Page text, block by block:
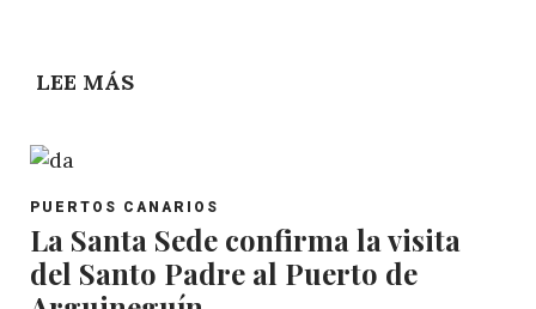
LEE MÁS
SU
HOJA
DE
RUTA
POST
PUERTOS CANARIOS
La Santa Sede confirma la visita
del Santo Padre al Puerto de